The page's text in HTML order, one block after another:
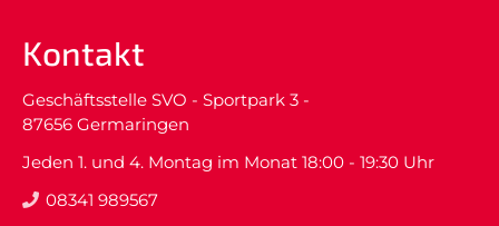
Kontakt
Geschäftsstelle SVO - Sportpark 3 -
87656 Germaringen
Jeden 1. und 4. Montag im Monat 18:00 - 19:30 Uhr
08341 989567